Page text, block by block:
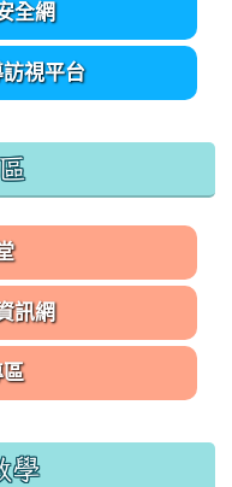
全網
視平台
訊網
學